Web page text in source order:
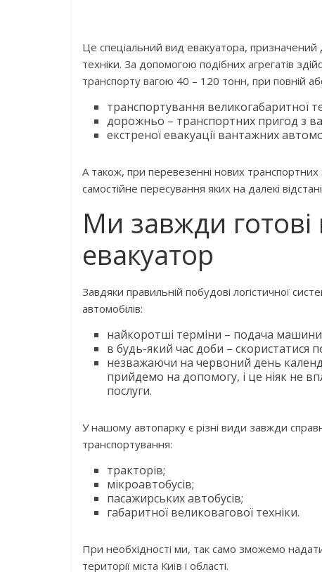
Це спеціальний вид евакуатора, призначений
техніки. За допомогою подібних агрегатів
транспорту вагою 40 – 120 тонн, при повній
транспортування великогабаритної
дорожньо – транспортних пригод з
екстреної евакуації вантажних
А також, при перевезенні нових транспортних
самостійне пересування яких на далекі
Ми завжди
евакуатор
Завдяки правильній побудові логістичної
автомобілів:
найкоротші терміни – подача
в будь-який час доби – скористатися
незважаючи на червоний день
прийдемо на допомогу, і це ніяк не
послуги.
У нашому автопарку є різні види завжди
транспортування:
тракторів;
мікроавтобусів;
пасажирських автобусів;
габаритної великовагової техніки.
При необхідності ми, так само зможемо
території міста Київ і області.